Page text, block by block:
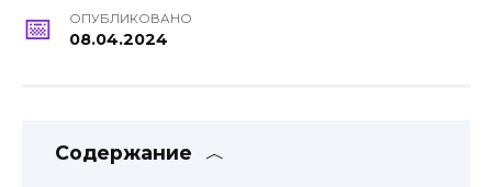
ОПУБЛИКОВАНО
08.04.2024
Содержание